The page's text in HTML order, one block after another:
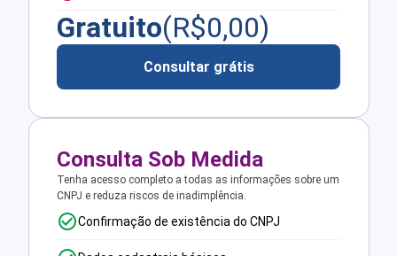
Gratuito(R$0,00)
Consultar grátis
Consulta Sob Medida
Tenha acesso completo a todas as informações sobre um
CNPJ e reduza riscos de inadimplência.
Confirmação de existência do CNPJ